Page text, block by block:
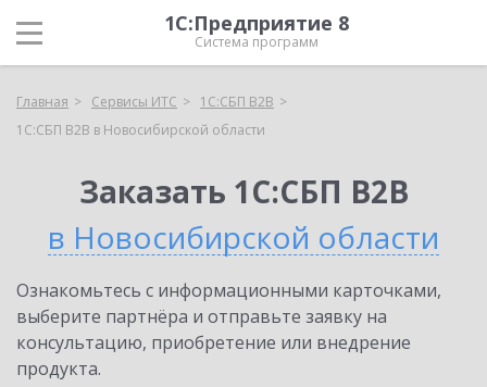
1С:Предприятие 8
Система программ
Главная Сервисы ИТС
1С:СБП B2B
1С:СБП B2B в Новосибирской области
Заказать 1С:СБП B2B
в Новосибирской области
Ознакомьтесь с информационными карточками,
выберите партнёра и отправьте заявку на
консультацию, приобретение или внедрение
продукта.